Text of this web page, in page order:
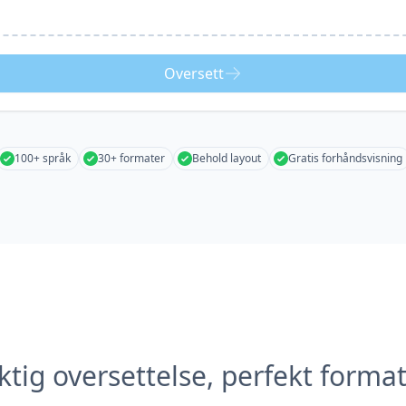
Oversett
100+ språk 30+ formater Behold layout Gratis forhåndsvisning
oversettelse, perfekt